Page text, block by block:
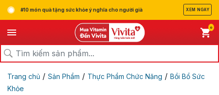
#10 món quà tặng sức khỏe ý nghĩa cho người già XEM NGAY
0
Trang chủ / Sản Phẩm / Thực Phẩm Chức Năng / Bồi Bổ Sức
Khỏe